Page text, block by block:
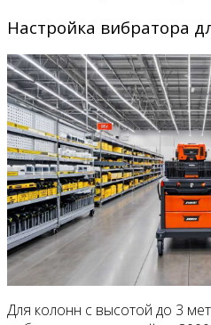
Настройка вибратора
Для колонн с высотой до 3